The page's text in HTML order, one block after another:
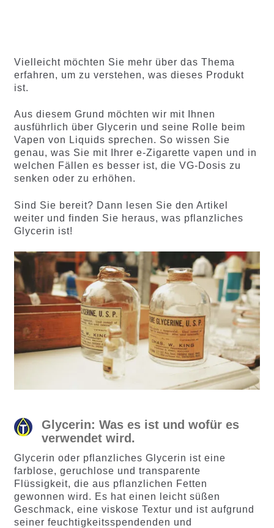
d auf
Kundenb
auf
Kundenb
Vielleicht möchten Sie mehr über das Thema
erfahren, um zu verstehen, was dieses Produkt
ist.
Aus diesem Grund möchten wir mit Ihnen
ausführlich über Glycerin und seine Rolle beim
Vapen von Liquids sprechen. So wissen Sie
genau, was Sie mit Ihrer e-Zigarette vapen und in
welchen Fällen es besser ist, die VG-Dosis zu
senken oder zu erhöhen.
Sind Sie bereit? Dann lesen Sie den Artikel
weiter und finden Sie heraus, was pflanzliches
Glycerin ist!
Glycerin: Was es ist und wofür es
verwendet wird.
Glycerin oder pflanzliches Glycerin ist eine
farblose, geruchlose und transparente
Flüssigkeit, die aus pflanzlichen Fetten
gewonnen wird. Es hat einen leicht süßen
Geschmack, eine viskose Textur und ist aufgrund
seiner feuchtigkeitsspendenden und